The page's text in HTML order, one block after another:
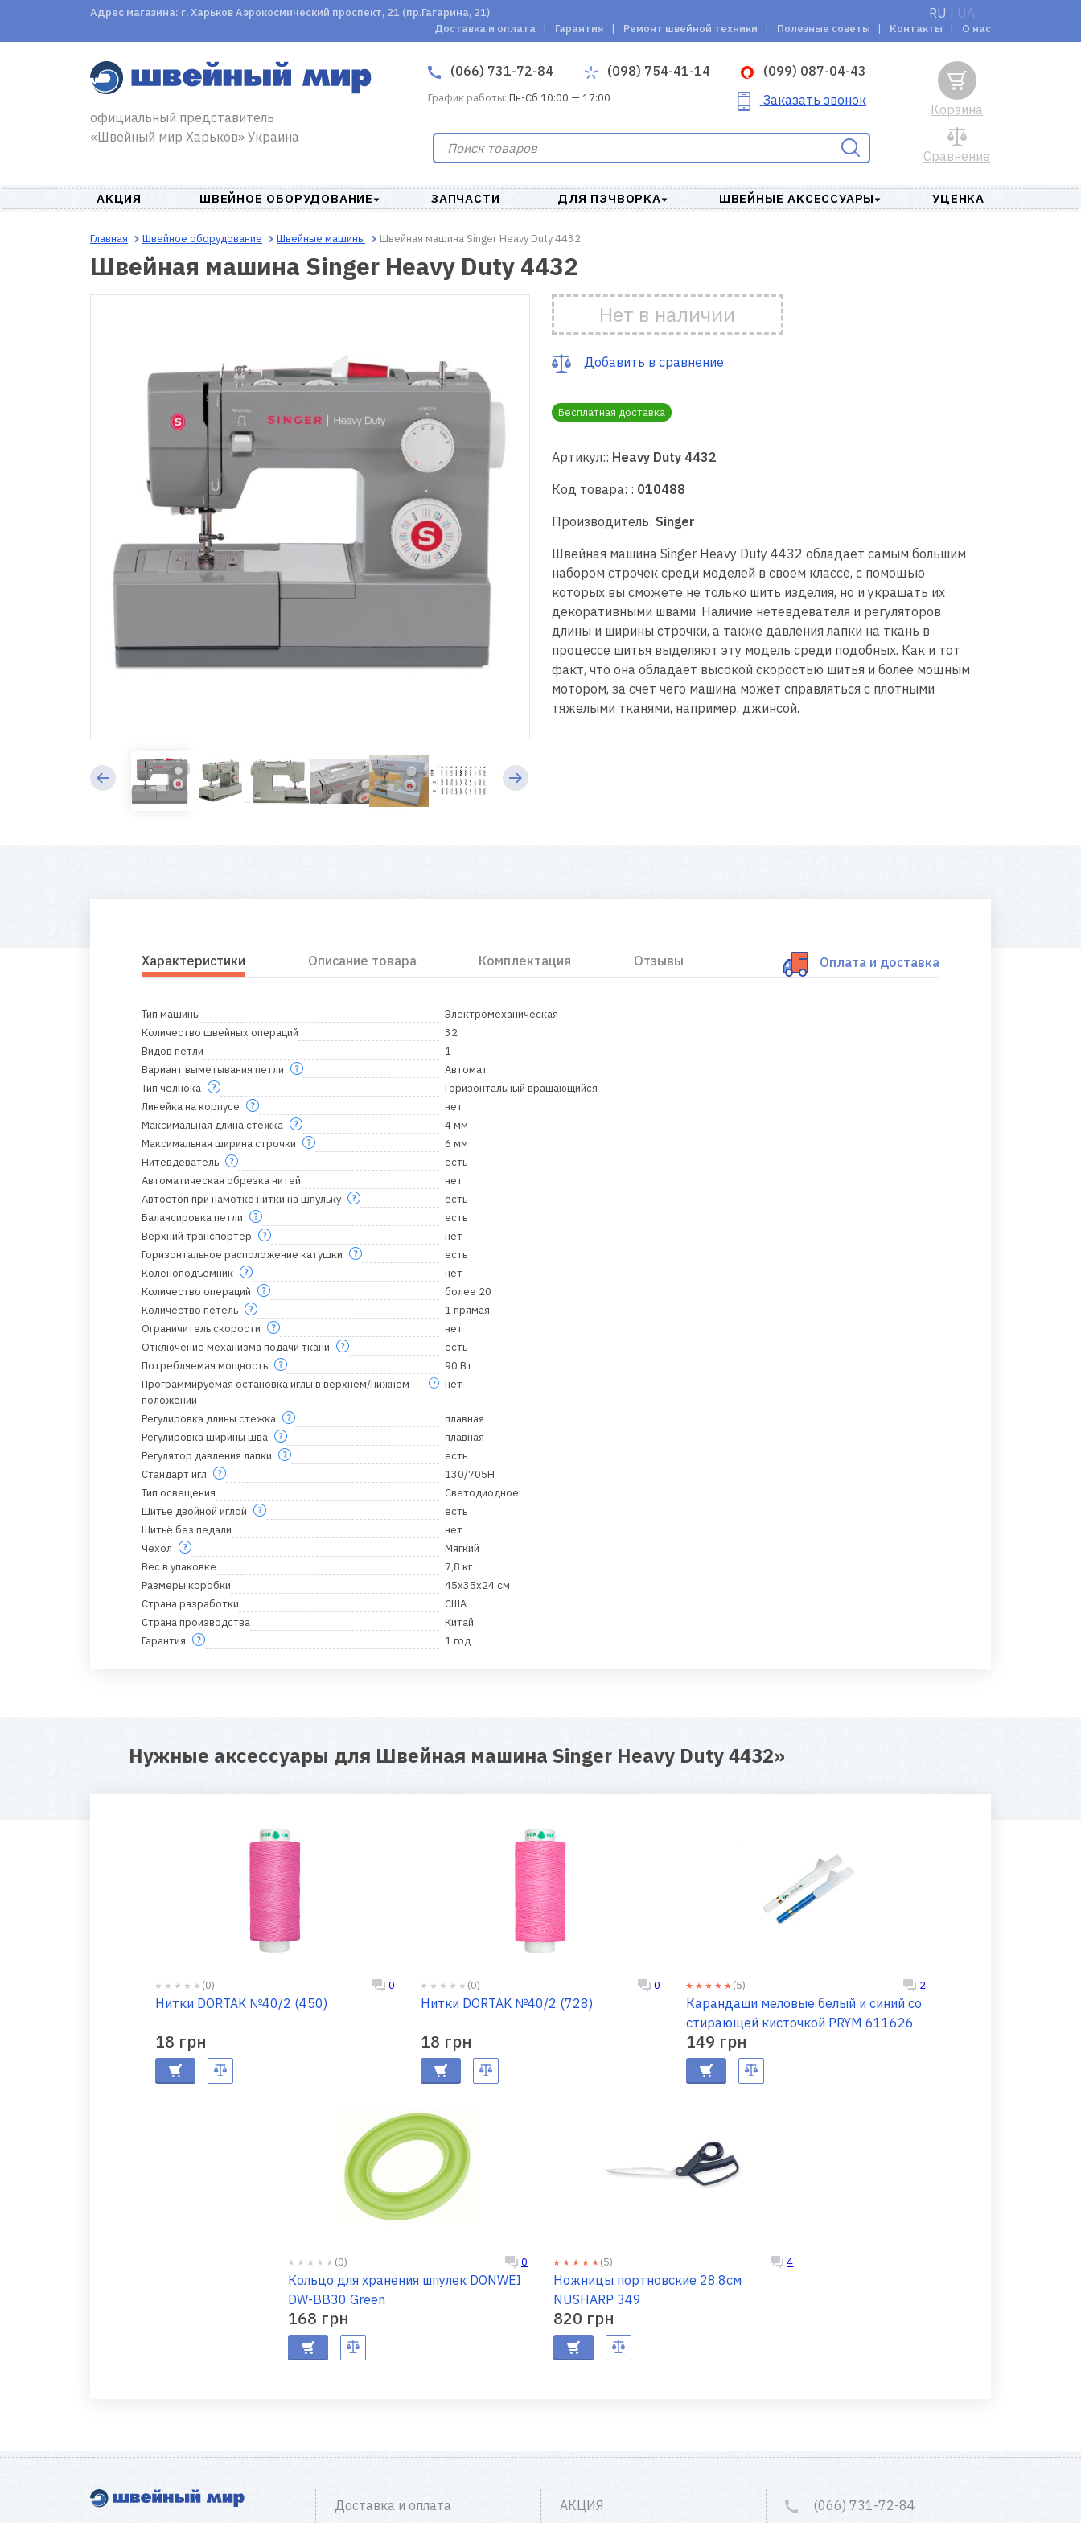
Адрес магазина: г. Харьков Аэрокосмический проспект, 21 (пр.Гагарина, 21) RU UA
Доставка и оплата Гарантия Ремонт швейной техники Полезные советы Контакты О нас
официальный представитель
«Швейный мир Харьков» Украина
(066) 731-72-84 (098) 754-41-14 (099) 087-04-43
График работы: Пн-Сб 10:00 — 17:00 Заказать звонок
Сравнение
Корзина
АКЦИЯ ШВЕЙНОЕ ОБОРУДОВАНИЕ ЗАПЧАСТИ ДЛЯ ПЭЧВОРКА ШВЕЙНЫЕ АКСЕССУАРЫ УЦЕНКА
Главная Швейное оборудование Швейные машины Швейная машина Singer Heavy Duty 4432
Швейная машина Singer Heavy Duty 4432
Нет в наличии
Добавить в сравнение
Бесплатная доставка
Артикул:: Heavy Duty 4432
Код товара: : 010488
Производитель: Singer
Швейная машина Singer Heavy Duty 4432 обладает самым большим
набором строчек среди моделей в своем классе, с помощью
которых вы сможете не только шить изделия, но и украшать их
декоративными швами. Наличие нетевдевателя и регуляторов
длины и ширины строчки, а также давления лапки на ткань в
процессе шитья выделяют эту модель среди подобных. Как и тот
факт, что она обладает высокой скоростью шитья и более мощным
мотором, за счет чего машина может справляться с плотными
тяжелыми тканями, например, джинсой.
Характеристики Описание товара Комплектация Отзывы Оплата и доставка
Тип машины
Электромеханическая
Количество швейных операций
32
Видов петли
1
Вариант выметывания петли
Автомат
Тип челнока
Горизонтальный вращающийся
Линейка на корпусе
нет
Максимальная длина стежка
4 мм
Максимальная ширина строчки
6 мм
Нитевдеватель
есть
Автоматическая обрезка нитей
нет
Автостоп при намотке нитки на шпульку
есть
Балансировка петли
есть
Верхний транспортёр
нет
Горизонтальное расположение катушки
есть
Коленоподъемник
нет
Количество операций
более 20
Количество петель
1 прямая
Ограничитель скорости
нет
Отключение механизма подачи ткани
есть
Потребляемая мощность
90 Вт
Программируемая остановка иглы в верхнем/нижнем
положении
нет
Регулировка длины стежка
плавная
Регулировка ширины шва
плавная
Регулятор давления лапки
есть
Стандарт игл
130/705H
Тип освещения
Светодиодное
Шитье двойной иглой
есть
Шитьё без педали
нет
Чехол
Мягкий
Вес в упаковке
7,8 кг
Размеры коробки
45х35х24 см
Страна разработки
CША
Страна производства
Китай
Гарантия
1 год
Нужные аксессуары для Швейная машина Singer Heavy Duty 4432»
(0) 0
Нитки DORTAK №40/2 (450)
18 грн
(0) 0
Нитки DORTAK №40/2 (728)
18 грн
(5) 2
Карандаши меловые белый и синий со
стирающей кисточкой PRYM 611626
149 грн
(0) 0
Кольцо для хранения шпулек DONWEI
DW-BB30 Green
168 грн
(5) 4
Ножницы портновские 28,8см
NUSHARP 349
820 грн
Доставка и оплата АКЦИЯ (066) 731-72-84